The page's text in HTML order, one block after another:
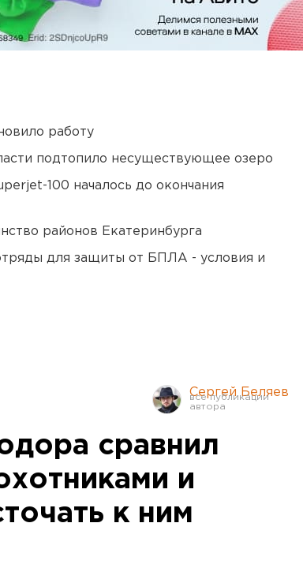
работу
подтопило несуществующее озеро
100 началось до окончания
районов Екатеринбурга
для защиты от БПЛА - условия и
Сергей Беляев
сравнил
и
к ним